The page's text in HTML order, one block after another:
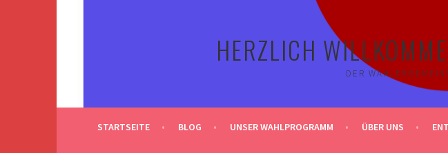
HERZLICH
DER
STARTSEITE BLOG UNSER WAHLPROGRAMM ÜBER UNS